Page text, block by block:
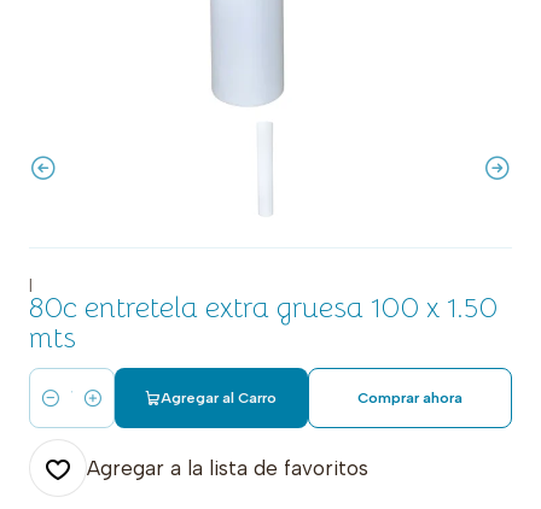
|
80c entretela extra gruesa 100 x 1.50
mts
Cantidad
Agregar al Carro Comprar ahora
Agregar a la lista de favoritos